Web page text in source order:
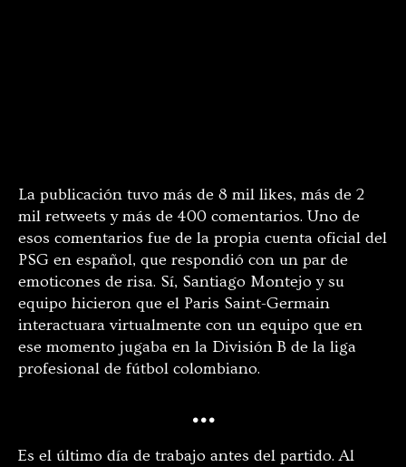
La publicación tuvo más de 8 mil likes, más de 2
mil retweets y más de 400 comentarios. Uno de
esos comentarios fue de la propia cuenta oficial del
PSG en español, que respondió con un par de
emoticones de risa. Sí, Santiago Montejo y su
equipo hicieron que el Paris Saint-Germain
interactuara virtualmente con un equipo que en
ese momento jugaba en la División B de la liga
profesional de fútbol colombiano.
…
Es el último día de trabajo antes del partido. Al